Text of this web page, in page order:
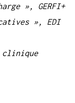
», GERFI+
», EDI
clinique